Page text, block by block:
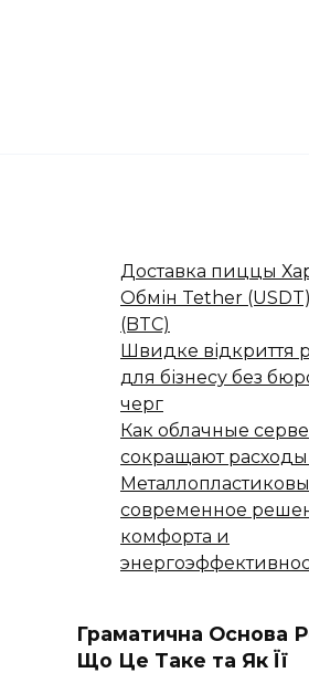
Доставка пиццы
Обмін Tether
(BTC)
Швидке відкриття
для бізнесу без
черг
Как облачные
сокращают расходы
современное
комфорта и
Граматична Основа
Що Це Таке та Як Її